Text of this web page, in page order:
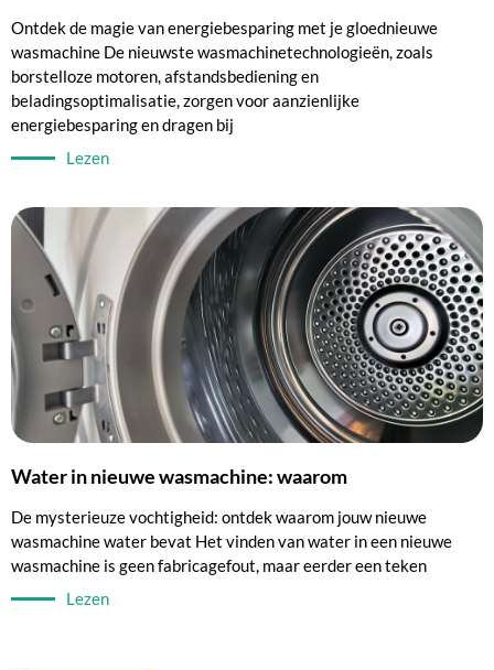
Ontdek de magie van energiebesparing met je gloednieuwe
wasmachine De nieuwste wasmachinetechnologieën, zoals
borstelloze motoren, afstandsbediening en
beladingsoptimalisatie, zorgen voor aanzienlijke
energiebesparing en dragen bij
Lezen
Water in nieuwe wasmachine: waarom
De mysterieuze vochtigheid: ontdek waarom jouw nieuwe
wasmachine water bevat Het vinden van water in een nieuwe
wasmachine is geen fabricagefout, maar eerder een teken
Lezen